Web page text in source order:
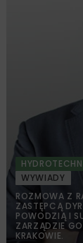
WYWIADY
ROZMOWA Z
ZASTĘPCĄ
POWODZIĄ I
ZARZĄDZIE
KRAKOWIE.